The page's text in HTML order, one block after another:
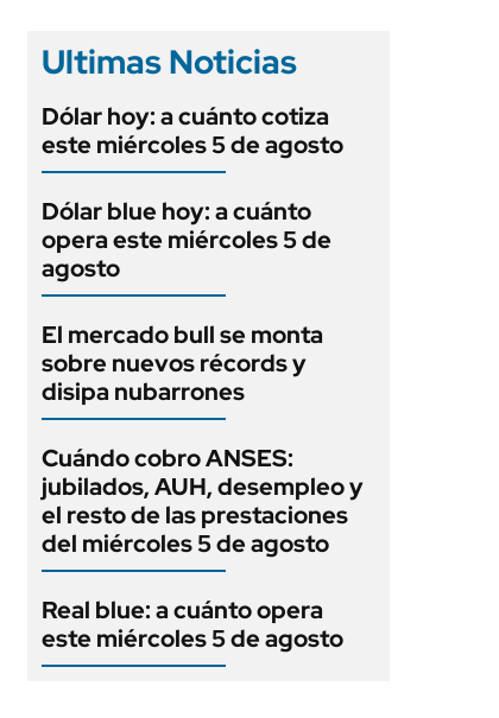
Ultimas Noticias
Dólar hoy: a cuánto cotiza
este miércoles 5 de agosto
Dólar blue hoy: a cuánto
opera este miércoles 5 de
agosto
El mercado bull se monta
sobre nuevos récords y
disipa nubarrones
Cuándo cobro ANSES:
jubilados, AUH, desempleo y
el resto de las prestaciones
del miércoles 5 de agosto
Real blue: a cuánto opera
este miércoles 5 de agosto